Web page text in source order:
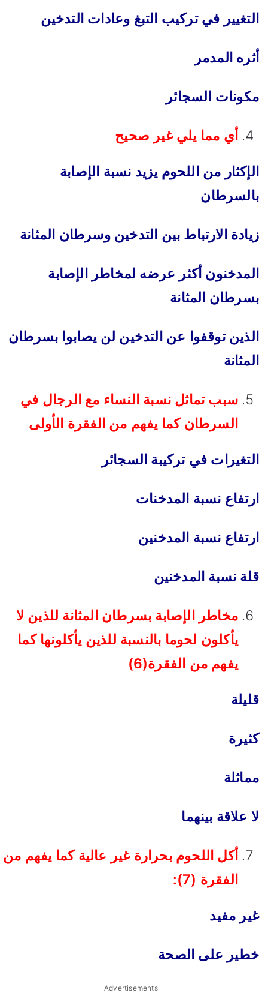
التغيير في تركيب التبغ وعادات التدخين
أثره المدمر
مكونات السجائر
أي مما يلي غير صحيح
الإكثار من اللحوم يزيد نسبة الإصابة
بالسرطان
زيادة الارتباط بين التدخين وسرطان المثانة
المدخنون أكثر عرضه لمخاطر الإصابة
بسرطان المثانة
الذين توقفوا عن التدخين لن يصابوا بسرطان
المثانة
سبب تماثل نسبة النساء مع الرجال في
السرطان كما يفهم من الفقرة الأولى
التغيرات في تركيبة السجائر
ارتفاع نسبة المدخنات
ارتفاع نسبة المدخنين
قلة نسبة المدخنين
مخاطر الإصابة بسرطان المثانة للذين لا
يأكلون لحوما بالنسبة للذين يأكلونها كما
يفهم من الفقرة(6)
قليلة
كثيرة
مماثلة
لا علاقة بينهما
أكل اللحوم بحرارة غير عالية كما يفهم من
الفقرة (7):
غير مفيد
خطير على الصحة
Advertisements